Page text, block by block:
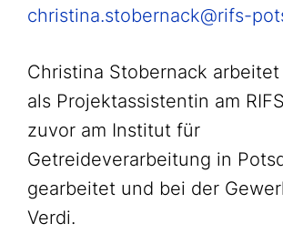
christina.stobernack@rifs-
Christina Stobernack arbeitet
als Projektassistentin am
zuvor am Institut für
Getreideverarbeitung in
gearbeitet und bei der
Verdi.